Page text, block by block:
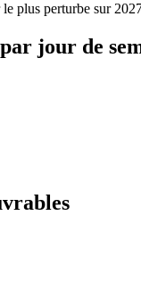
plus perturbe sur
jour de